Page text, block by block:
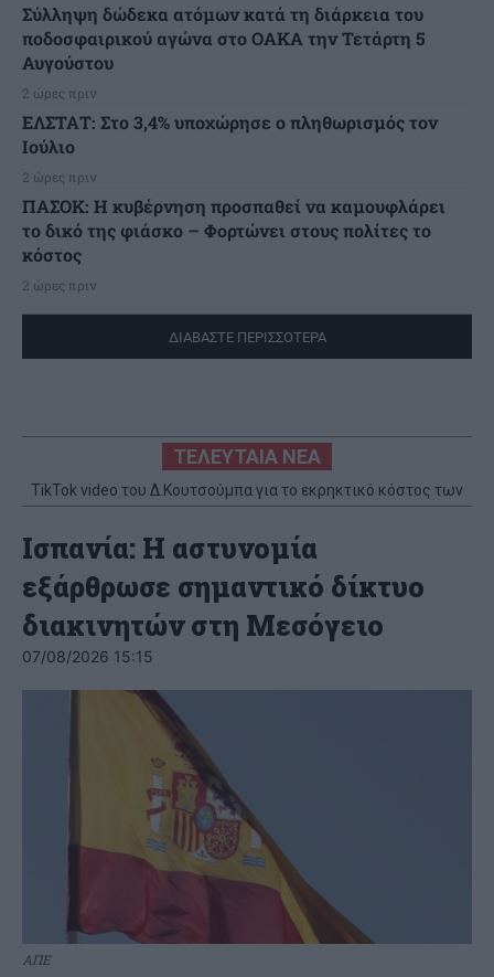
Σύλληψη δώδεκα ατόμων κατά τη διάρκεια του
ποδοσφαιρικού αγώνα στο ΟΑΚΑ την Τετάρτη 5
Αυγούστου
2 ώρες πριν
ΕΛΣΤΑΤ: Στο 3,4% υποχώρησε ο πληθωρισμός τον
Ιούλιο
2 ώρες πριν
ΠΑΣΟΚ: Η κυβέρνηση προσπαθεί να καμουφλάρει
το δικό της φιάσκο – Φορτώνει στους πολίτες το
κόστος
2 ώρες πριν
ΔΙΑΒΑΣΤΕ ΠΕΡΙΣΣΟΤΕΡΑ